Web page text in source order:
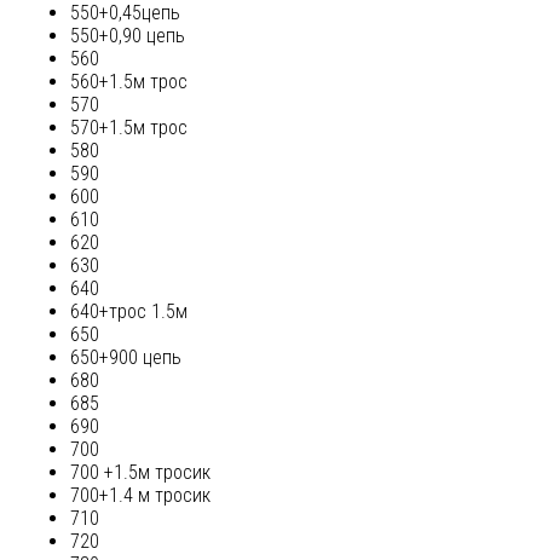
550+0,45цепь
550+0,90 цепь
560
560+1.5м трос
570
570+1.5м трос
580
590
600
610
620
630
640
640+трос 1.5м
650
650+900 цепь
680
685
690
700
700 +1.5м тросик
700+1.4 м тросик
710
720